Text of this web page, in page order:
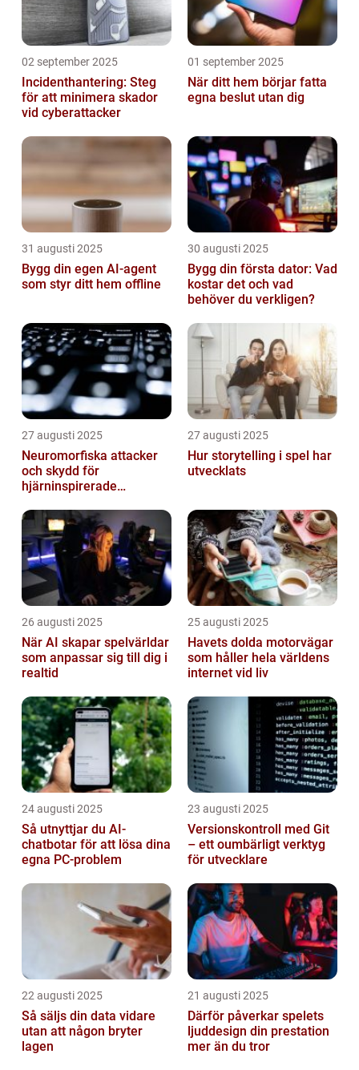
02 september 2025
Incidenthantering: Steg
för att minimera skador
vid cyberattacker
01 september 2025
När ditt hem börjar fatta
egna beslut utan dig
31 augusti 2025
Bygg din egen AI-agent
som styr ditt hem offline
30 augusti 2025
Bygg din första dator: Vad
kostar det och vad
behöver du verkligen?
27 augusti 2025
Neuromorfiska attacker
och skydd för
hjärninspirerade
27 augusti 2025
Hur storytelling i spel har
utvecklats
26 augusti 2025
När AI skapar spelvärldar
som anpassar sig till dig i
realtid
25 augusti 2025
Havets dolda motorvägar
som håller hela världens
internet vid liv
24 augusti 2025
Så utnyttjar du AI-
chatbotar för att lösa dina
egna PC-problem
23 augusti 2025
Versionskontroll med Git
– ett oumbärligt verktyg
för utvecklare
22 augusti 2025
Så säljs din data vidare
utan att någon bryter
lagen
21 augusti 2025
Därför påverkar spelets
ljuddesign din prestation
mer än du tror